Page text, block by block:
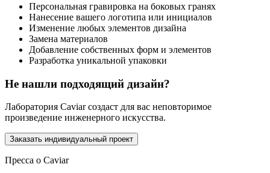
Персональная гравировка на боковых гранях
Нанесение вашего логотипа или инициалов
Изменение любых элементов дизайна
Замена материалов
Добавление собственных форм и элементов
Разработка уникальной упаковки
Не нашли подходящий дизайн?
Лаборатория Caviar создаст для вас неповторимое
произведение инженерного искусства.
Заказать индивидуальный проект
Пресса о Caviar